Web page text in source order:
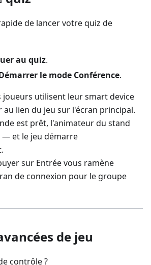
de lancer votre quiz de
au quiz.
le mode Conférence.
joueurs utilisent leur smart device
au lien du jeu sur l'écran principal.
est prêt, l'animateur du stand
— et le jeu démarre
sur Entrée vous ramène
de connexion pour le groupe
de jeu
contrôle ?